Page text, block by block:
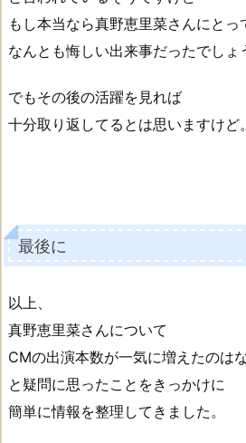
もし本当なら真野恵里菜さんにとっ
なんとも悔しい出来事だったでしょ
でもその後の活躍を見れば
十分取り返してるとは思いますけど
最後に
以上、
真野恵里菜さんについて
CMの出演本数が一気に増えたのは
と疑問に思ったことをきっかけに
簡単に情報を整理してきました。